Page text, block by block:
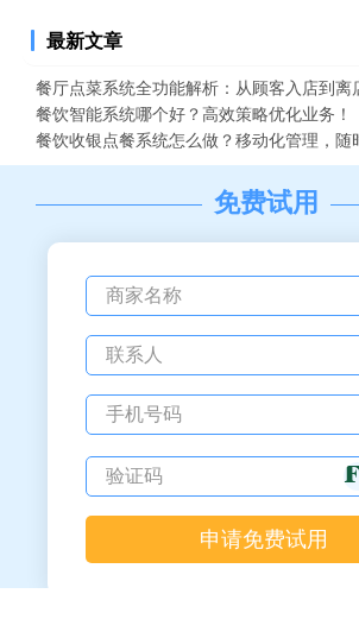
最新文章
餐厅点菜系统全功能解析：从顾客入店到离
餐饮智能系统哪个好？高效策略优化业务！
餐饮收银点餐系统怎么做？移动化管理，随
免费试用